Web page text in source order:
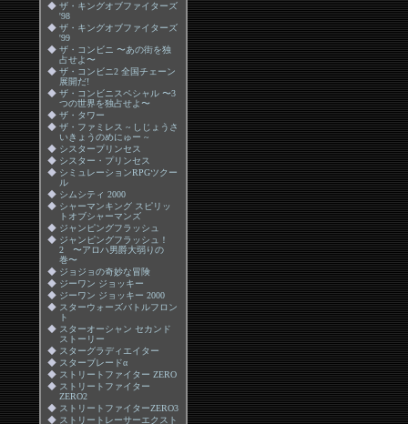
◆ ザ・キングオブファイターズ
'98
◆ ザ・キングオブファイターズ
'99
◆ ザ・コンビニ 〜あの街を独
占せよ〜
◆ ザ・コンビニ2 全国チェーン
展開だ!
◆ ザ・コンビニスペシャル 〜3
つの世界を独占せよ〜
◆ ザ・タワー
◆ ザ・ファミレス ~ しじょうさ
いきょうのめにゅー ~
◆ シスタープリンセス
◆ シスター・プリンセス
◆ シミュレーションRPGツクー
ル
◆ シムシティ 2000
◆ シャーマンキング スピリッ
トオブシャーマンズ
◆ ジャンピングフラッシュ
◆ ジャンピングフラッシュ！
2 〜アロハ男爵大弱りの
巻〜
◆ ジョジョの奇妙な冒険
◆ ジーワン ジョッキー
◆ ジーワン ジョッキー 2000
◆ スターウォーズバトルフロン
ト
◆ スターオーシャン セカンド
ストーリー
◆ スターグラディエイター
◆ スターブレードα
◆ ストリートファイター ZERO
◆ ストリートファイター
ZERO2
◆ ストリートファイターZERO3
◆ ストリートレーサーエクスト